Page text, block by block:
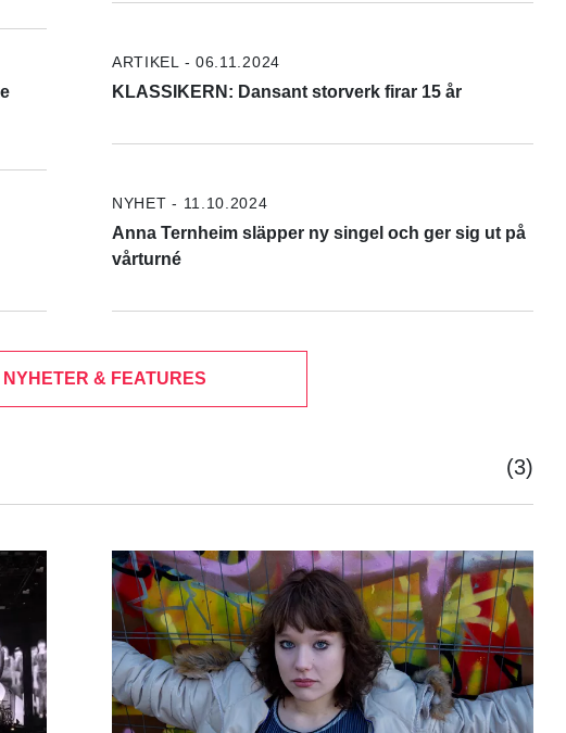
ARTIKEL - 06.11.2024
KLASSIKERN: Dansant storverk firar 15 år
NYHET - 11.10.2024
Anna Ternheim släpper ny singel och ger sig ut på
vårturné
NYHETER & FEATURES
(3)